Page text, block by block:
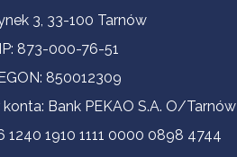
Information
3, 33-100 Tarnów
873-000-76-51
850012309
konta: Bank PEKAO S.A. O/Tarnów
1240 1910 1111 0000 0898 4744